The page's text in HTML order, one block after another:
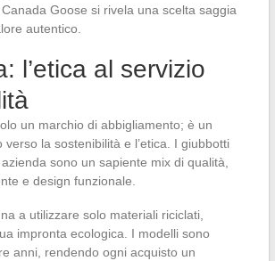
Goose si rivela una scelta saggia
autentico.
l’etica al servizio
un marchio di abbigliamento; è un
la sostenibilità e l’etica. I giubbotti
sono un sapiente mix di qualità,
e design funzionale.
a utilizzare solo materiali riciclati,
impronta ecologica. I modelli sono
anni, rendendo ogni acquisto un